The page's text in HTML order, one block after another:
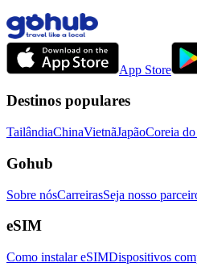
App Store
Destinos populares
TailândiaChinaVietnãJapãoCoreia
Gohub
Sobre nósCarreirasSeja nosso
eSIM
Como instalar eSIMDispositivos